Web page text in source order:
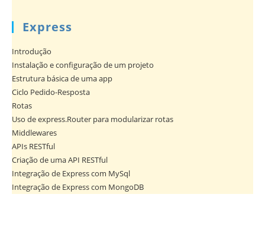
Express
Introdução
Instalação e configuração de um projeto
Estrutura básica de uma app
Ciclo Pedido-Resposta
Rotas
Uso de express.Router para modularizar rotas
Middlewares
APIs RESTful
Criação de uma API RESTful
Integração de Express com MySql
Integração de Express com MongoDB